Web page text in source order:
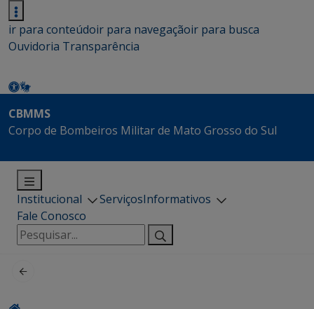
ir para conteúdoir para navegaçãoir para busca
Ouvidoria Transparência
CBMMS
Corpo de Bombeiros Militar de Mato Grosso do Sul
Institucional ServiçosInformativos
Fale Conosco
Pesquisar
por: